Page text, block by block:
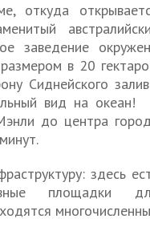
откуда
заведение
в 20
Сиднейского
вид на океан!
до центра
здесь
площадки